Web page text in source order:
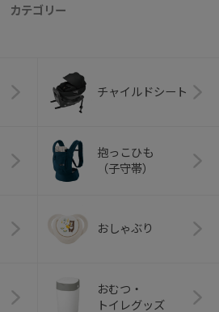
カテゴリー
チャイルドシート
抱っこひも
（子守帯）
おしゃぶり
おむつ・
トイレグッズ